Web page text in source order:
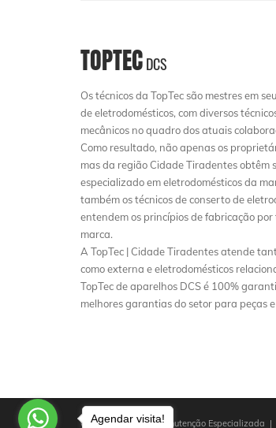
TOPTECDCS
Os técnicos da TopTec são mestres em
de eletrodomésticos, com diversos
mecânicos no quadro dos atuais
Como resultado, não apenas os
mas da região Cidade Tiradentes obtêm
especializado em eletrodomésticos da
também os técnicos de conserto de
entendem os princípios de fabricação
marca.
A TopTec | Cidade Tiradentes atende
como externa e eletrodomésticos
TopTec de aparelhos DCS é 100%
melhores garantias do setor para peças
Copyright © 2025 Manutenção Especializada |
Agendar visita!